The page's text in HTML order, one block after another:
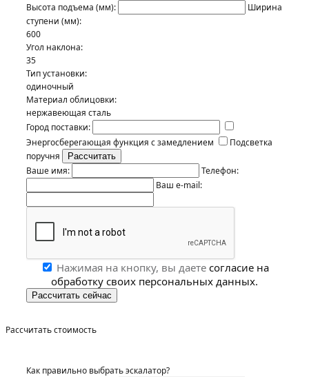
Высота подъема (мм):
Ширина
ступени (мм):
600
Угол наклона:
35
Тип установки:
одиночный
Материал облицовки:
нержавеющая сталь
Город поставки:
Энергосберегающая функция с замедлением
Подсветка
поручня
Ваше имя:
Телефон:
Ваш e-mail:
Нажимая на кнопку, вы даете согласие на
обработку своих персональных данных.
Рассчитать стоимость
Как правильно выбрать эскалатор?